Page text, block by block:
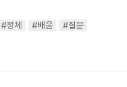
#정체 #배움
#질문